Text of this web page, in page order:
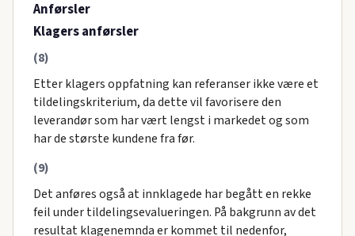
Anførsler
Klagers anførsler
(8)
Etter klagers oppfatning kan referanser ikke være et
tildelingskriterium, da dette vil favorisere den
leverandør som har vært lengst i markedet og som
har de største kundene fra før.
(9)
Det anføres også at innklagede har begått en rekke
feil under tildelingsevalueringen. På bakgrunn av det
resultat klagenemnda er kommet til nedenfor,